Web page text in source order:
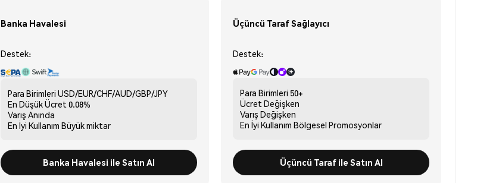
Banka Havalesi
Destek:
Para Birimleri USD/EUR/CHF/AUD/GBP/JPY
En Düşük Ücret 0.08%
Varış Anında
En İyi Kullanım Büyük miktar
Banka Havalesi ile Satın Al
Üçüncü Taraf Sağlayıcı
Destek:
Para Birimleri 50+
Ücret Değişken
Varış Değişken
En İyi Kullanım Bölgesel Promosyonlar
Üçüncü Taraf ile Satın Al